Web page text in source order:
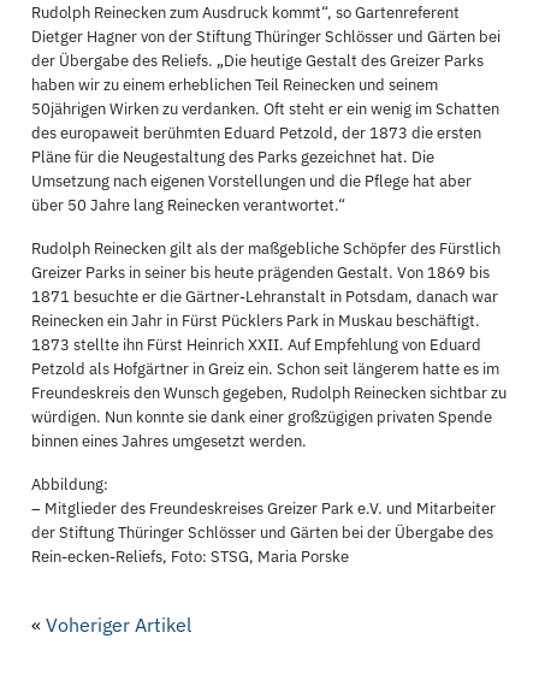
Rudolph Reinecken zum Ausdruck kommt“, so Gartenreferent
Dietger Hagner von der Stiftung Thüringer Schlösser und Gärten bei
der Übergabe des Reliefs. „Die heutige Gestalt des Greizer Parks
haben wir zu einem erheblichen Teil Reinecken und seinem
50jährigen Wirken zu verdanken. Oft steht er ein wenig im Schatten
des europaweit berühmten Eduard Petzold, der 1873 die ersten
Pläne für die Neugestaltung des Parks gezeichnet hat. Die
Umsetzung nach eigenen Vorstellungen und die Pflege hat aber
über 50 Jahre lang Reinecken verantwortet.“
Rudolph Reinecken gilt als der maßgebliche Schöpfer des Fürstlich
Greizer Parks in seiner bis heute prägenden Gestalt. Von 1869 bis
1871 besuchte er die Gärtner-Lehranstalt in Potsdam, danach war
Reinecken ein Jahr in Fürst Pücklers Park in Muskau beschäftigt.
1873 stellte ihn Fürst Heinrich XXII. Auf Empfehlung von Eduard
Petzold als Hofgärtner in Greiz ein. Schon seit längerem hatte es im
Freundeskreis den Wunsch gegeben, Rudolph Reinecken sichtbar zu
würdigen. Nun konnte sie dank einer großzügigen privaten Spende
binnen eines Jahres umgesetzt werden.
Abbildung:
– Mitglieder des Freundeskreises Greizer Park e.V. und Mitarbeiter
der Stiftung Thüringer Schlösser und Gärten bei der Übergabe des
Rein-ecken-Reliefs, Foto: STSG, Maria Porske
«Voheriger Artikel